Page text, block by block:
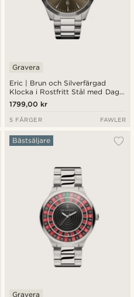
Eric | Brun och Silverfärgad
Klocka i Rostfritt Stål med Dag
och Datum
Gravera
1799,00 kr
5 FÄRGER FAWLER
Bästsäljare
Gravera